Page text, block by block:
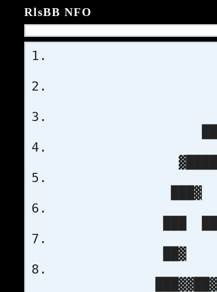
RlsBB NFO
███▓
██▓